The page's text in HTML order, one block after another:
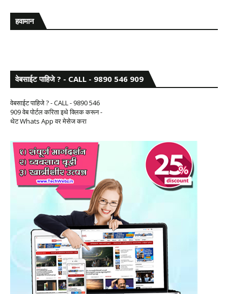
हवामान
वेबसाईट पाहिजे ? - CALL - 9890 546 909
वेबसाईट पाहिजे ? - CALL - 9890 546
909 वेब पोर्टल करिता इथे क्लिक करून -
थेट Whats App वर मेसेज करा